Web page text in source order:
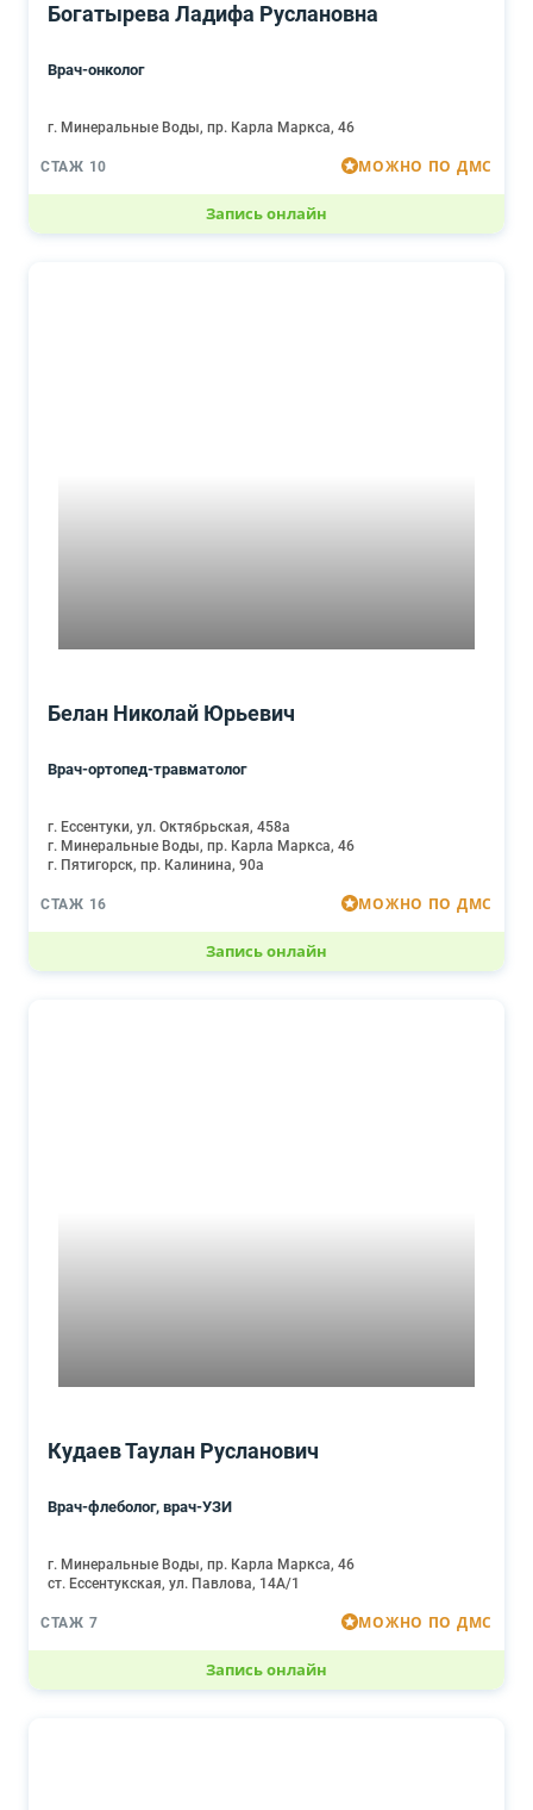
Богатырева Ладифа Руслановна
Врач-онколог
г. Минеральные Воды, пр. Карла Маркса, 46
СТАЖ 10 МОЖНО ПО ДМС
Запись онлайн
Белан Николай Юрьевич
Врач-ортопед-травматолог
г. Ессентуки, ул. Октябрьская, 458а
г. Минеральные Воды, пр. Карла Маркса, 46
г. Пятигорск, пр. Калинина, 90а
СТАЖ 16 МОЖНО ПО ДМС
Запись онлайн
Кудаев Таулан Русланович
Врач-флеболог, врач-УЗИ
г. Минеральные Воды, пр. Карла Маркса, 46
ст. Ессентукская, ул. Павлова, 14А/1
СТАЖ 7 МОЖНО ПО ДМС
Запись онлайн